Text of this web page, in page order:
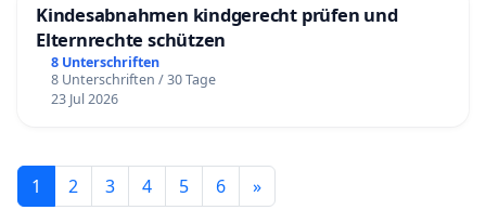
Kindesabnahmen kindgerecht prüfen und
Elternrechte schützen
8 Unterschriften
8 Unterschriften / 30 Tage
23 Jul 2026
1 2 3 4 5 6 »